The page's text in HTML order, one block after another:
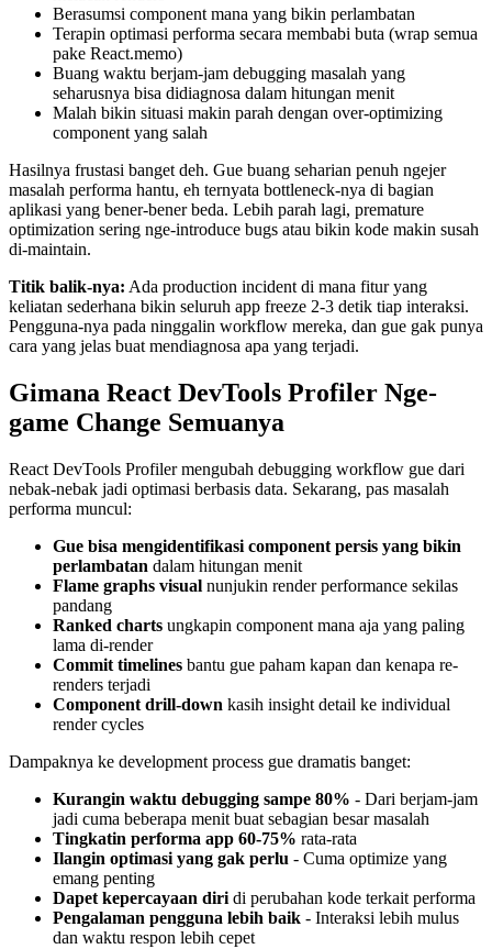
Berasumsi component mana yang bikin perlambatan
Terapin optimasi performa secara membabi buta (wrap semua
pake React.memo)
Buang waktu berjam-jam debugging masalah yang
seharusnya bisa didiagnosa dalam hitungan menit
Malah bikin situasi makin parah dengan over-optimizing
component yang salah
Hasilnya frustasi banget deh. Gue buang seharian penuh ngejer
masalah performa hantu, eh ternyata bottleneck-nya di bagian
aplikasi yang bener-bener beda. Lebih parah lagi, premature
optimization sering nge-introduce bugs atau bikin kode makin susah
di-maintain.
Titik balik-nya: Ada production incident di mana fitur yang
keliatan sederhana bikin seluruh app freeze 2-3 detik tiap interaksi.
Pengguna-nya pada ninggalin workflow mereka, dan gue gak punya
cara yang jelas buat mendiagnosa apa yang terjadi.
Gimana React DevTools Profiler Nge-
game Change Semuanya
React DevTools Profiler mengubah debugging workflow gue dari
nebak-nebak jadi optimasi berbasis data. Sekarang, pas masalah
performa muncul:
Gue bisa mengidentifikasi component persis yang bikin
perlambatan dalam hitungan menit
Flame graphs visual nunjukin render performance sekilas
pandang
Ranked charts ungkapin component mana aja yang paling
lama di-render
Commit timelines bantu gue paham kapan dan kenapa re-
renders terjadi
Component drill-down kasih insight detail ke individual
render cycles
Dampaknya ke development process gue dramatis banget:
Kurangin waktu debugging sampe 80% - Dari berjam-jam
jadi cuma beberapa menit buat sebagian besar masalah
Tingkatin performa app 60-75% rata-rata
Ilangin optimasi yang gak perlu - Cuma optimize yang
emang penting
Dapet kepercayaan diri di perubahan kode terkait performa
Pengalaman pengguna lebih baik - Interaksi lebih mulus
dan waktu respon lebih cepet